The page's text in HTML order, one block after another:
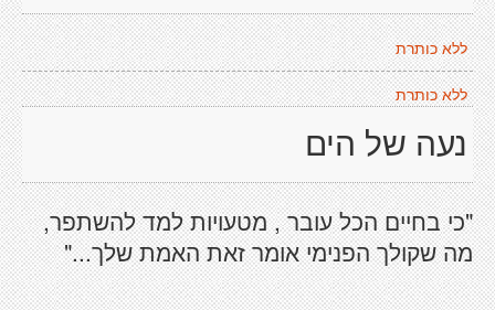
ללא כותרת
ללא כותרת
נעה של הים
"כי בחיים הכל עובר , מטעויות למד להשתפר,
מה שקולך הפנימי אומר זאת האמת שלך..."